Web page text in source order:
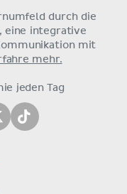
durch die
eine integrative
mit
mehr.
jeden Tag